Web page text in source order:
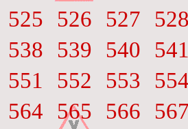
525 526 527
538 539 540
551 552 553
564 565 566